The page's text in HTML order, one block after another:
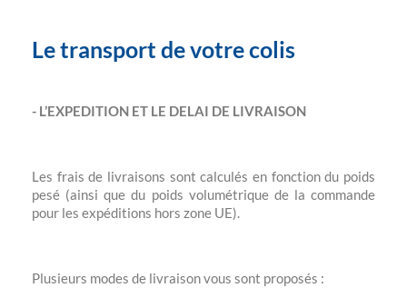
Le transport de votre colis
- L’EXPEDITION ET LE DELAI DE LIVRAISON
Les frais de livraisons sont calculés en fonction du poids
pesé (ainsi que du poids volumétrique de la commande
pour les expéditions hors zone UE).
Plusieurs modes de livraison vous sont proposés :